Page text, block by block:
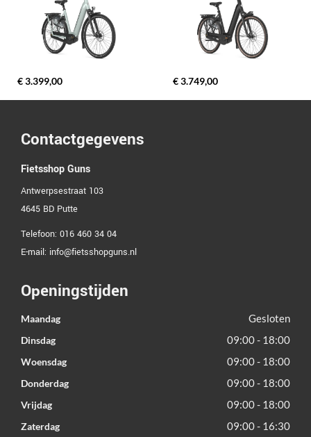
€ 3.399,00 € 3.749,00
Contactgegevens
Fietsshop Guns
Antwerpsestraat 103
4645 BD Putte
Telefoon: 016 460 34 04
E-mail: info@fietsshopguns.nl
Openingstijden
Maandag Gesloten
Dinsdag 09:00 - 18:00
Woensdag 09:00 - 18:00
Donderdag 09:00 - 18:00
Vrijdag 09:00 - 18:00
Zaterdag 09:00 - 16:30